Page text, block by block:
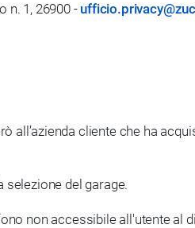
n. 1, 26900 -
all’azienda cliente che ha
del garage.
non accessibile all'utente al